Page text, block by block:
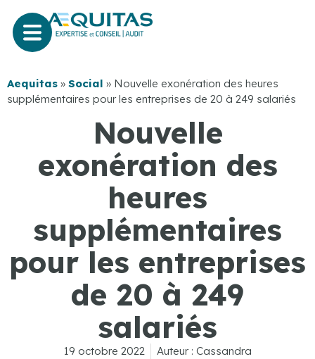
Aequitas » Social » Nouvelle exonération des heures
supplémentaires pour les entreprises de 20 à 249 salariés
Nouvelle
exonération des
heures
supplémentaires
pour les entreprises
de 20 à 249
salariés
19 octobre 2022 Auteur : Cassandra